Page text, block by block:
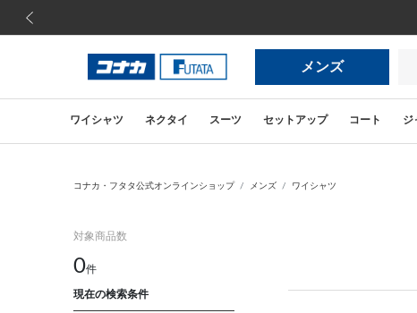
メンズ
ワイシャツ ネクタイ スーツ セットアップ コート ジ
コナカ・フタタ公式オンラインショップ メンズ ワイシャツ
対象商品数
0件
現在の検索条件